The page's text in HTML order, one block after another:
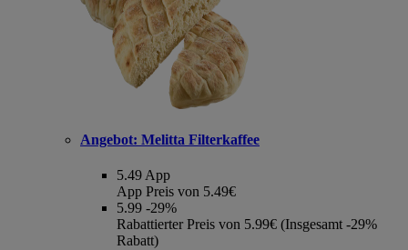
Angebot: Melitta Filterkaffee
5.49 App
App Preis von 5.49€
5.99 -29%
Rabattierter Preis von 5.99€ (Insgesamt -29%
Rabatt)